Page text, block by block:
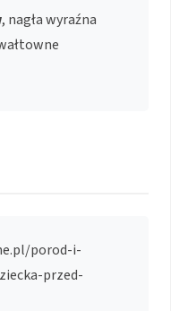
, nagła wyraźna
porod-i-
przed-